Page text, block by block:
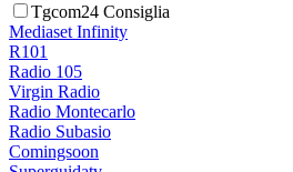
Tgcom24 Consiglia
Mediaset Infinity
R101
Radio 105
Virgin Radio
Radio Montecarlo
Radio Subasio
Comingsoon